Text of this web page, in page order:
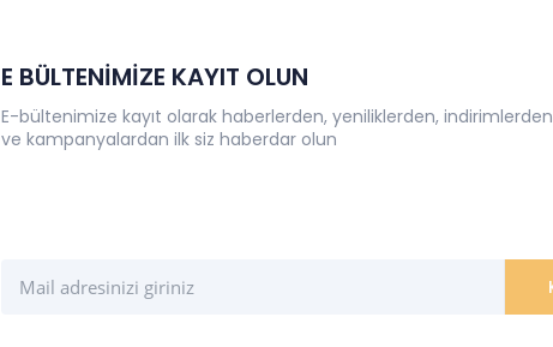
E BÜLTENİMİZE KAYIT OLUN
E-bültenimize kayıt olarak haberlerden, yeniliklerden, indirimlerden
ve kampanyalardan ilk siz haberdar olun